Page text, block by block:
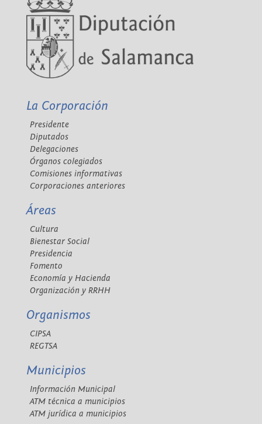
La Corporación
Presidente
Diputados
Delegaciones
Órganos colegiados
Comisiones informativas
Corporaciones anteriores
Áreas
Cultura
Bienestar Social
Presidencia
Fomento
Economía y Hacienda
Organización y RRHH
Organismos
CIPSA
REGTSA
Municipios
Información Municipal
ATM técnica a municipios
ATM jurídica a municipios